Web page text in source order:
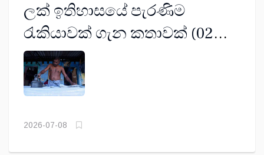
ලක් ඉතිහාසයේ පැරණිම
රැකියාවක් ගැන කතාවක් (02
කොටස) - උපුල් ජනක ජයසිංහ
2026-07-08